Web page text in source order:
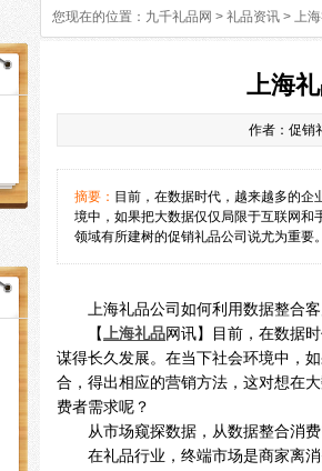
您现在的位置： 九千礼品网 > 礼品资讯 > 上
上海
作者：促
摘要： 目前，在数据时代，越来越多的
境中，如果把大数据仅仅局限于互联网
领域有所建树的促销礼品公司说尤为重要
上海礼品公司如何利用数据整合
【上海礼品网讯】目前，在数据
谋得长久发展。在当下社会环境中，
合，得出相应的营销方法，这对想在
费者需求呢？
从市场窥探数据，从数据整合消
在礼品行业，终端市场是商家离